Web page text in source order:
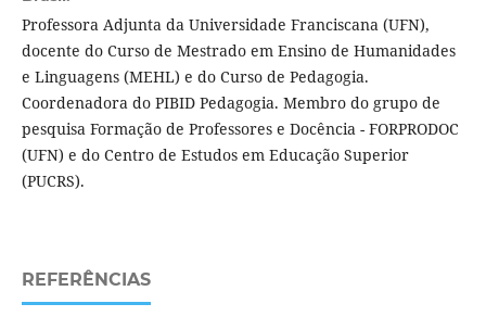
Professora Adjunta da Universidade Franciscana (UFN),
docente do Curso de Mestrado em Ensino de Humanidades
e Linguagens (MEHL) e do Curso de Pedagogia.
Coordenadora do PIBID Pedagogia. Membro do grupo de
pesquisa Formação de Professores e Docência - FORPRODOC
(UFN) e do Centro de Estudos em Educação Superior
(PUCRS).
REFERÊNCIAS